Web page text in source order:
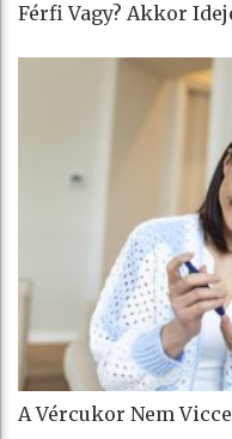
Férfi Vagy? Akkor
A Vércukor Nem